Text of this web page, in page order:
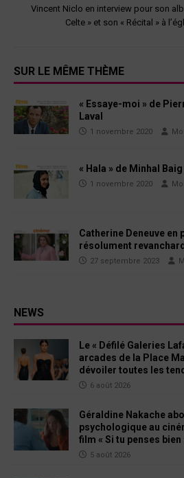
Vincent Niclo en interview pour son
Celte » et son « Récital » à
SUR LE MÊME THÈME
« Essaye-moi » de
Laval
1 novembre 2020
« Hala » de Minhal Baig
1 novembre 2020
Catherine Deneuve en
résolument
27 septembre 2023
NEWS
Le « Défilé Galeries
arcades de la Place
dévoiler toutes les
6 août 2026
Géraldine Nakache
psychologique au
film « Si tu penses bien
5 août 2026